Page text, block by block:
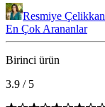
Resmiye Çelikkan
En Çok Arananlar
Birinci ürün
3.9 / 5